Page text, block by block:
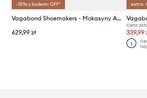
-15% z kodem: OFF*
Vagabond Shoemakers - Mokasyny Alex
629,99 zł
extra -
Cena
339,99